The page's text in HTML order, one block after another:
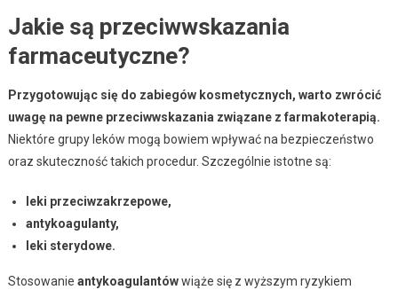
Jakie są przeciwwskazania
farmaceutyczne?
Przygotowując się do zabiegów kosmetycznych, warto zwrócić
uwagę na pewne przeciwwskazania związane z farmakoterapią.
Niektóre grupy leków mogą bowiem wpływać na bezpieczeństwo
oraz skuteczność takich procedur. Szczególnie istotne są:
leki przeciwzakrzepowe,
antykoagulanty,
leki sterydowe.
Stosowanie antykoagulantówwiąże się z wyższym ryzykiem